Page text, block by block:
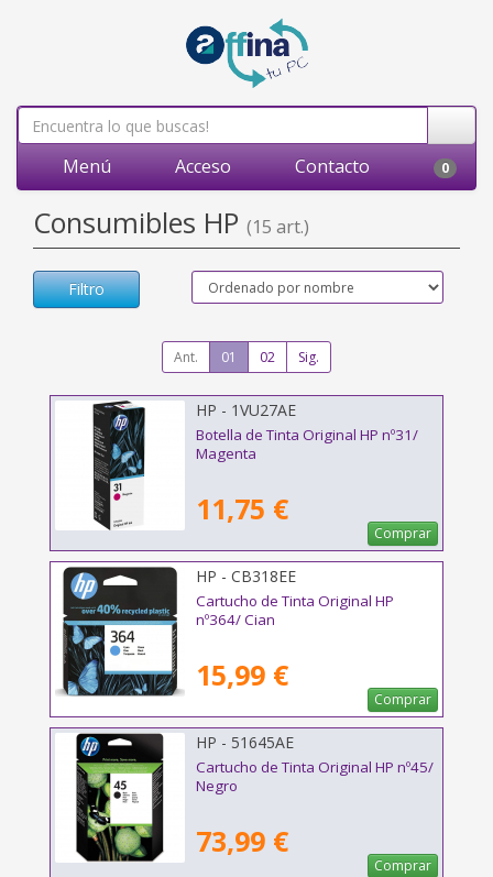
Menú Acceso Contacto 0
Consumibles HP (15 art.)
Filtro
Ant. 01 02 Sig.
HP - 1VU27AE
Botella de Tinta Original HP nº31/
Magenta
11,75 €
Comprar
HP - CB318EE
Cartucho de Tinta Original HP
nº364/ Cian
15,99 €
Comprar
HP - 51645AE
Cartucho de Tinta Original HP nº45/
Negro
73,99 €
Comprar